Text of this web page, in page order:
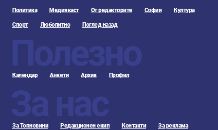
Политика Медиякаст От редакторите София Култура
Спорт Любопитно Поглед назад
Полезно
Календар Анкети Архив Профил
За нас
За Топновини Редакционен екип Контакти За реклама